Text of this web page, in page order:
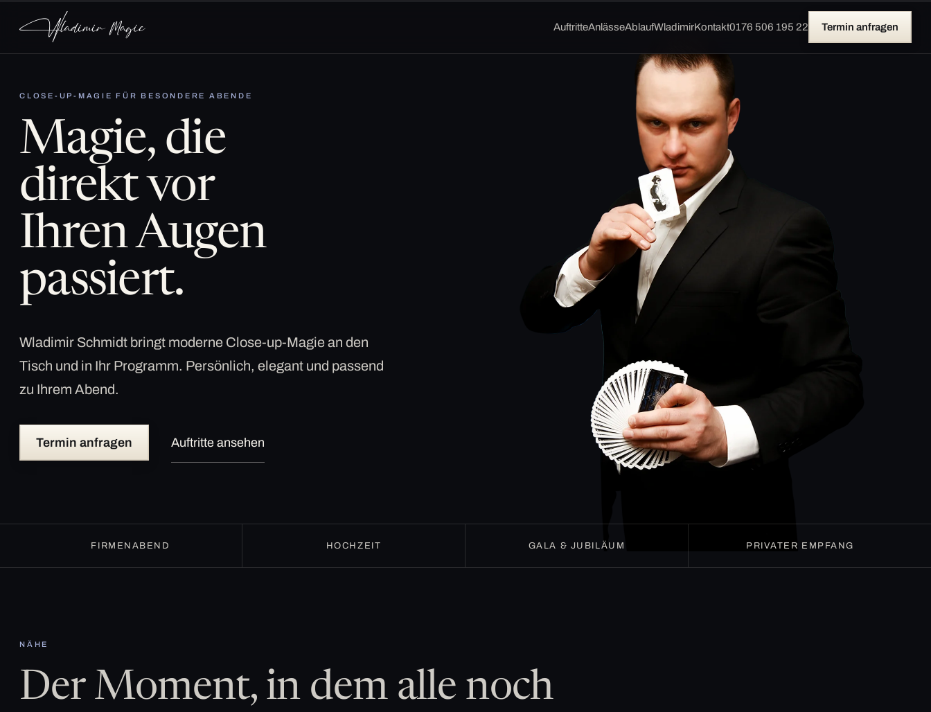
AuftritteAnlässeAblaufWladimirKontakt0176 506 195 22 Termin anfragen
CLOSE-UP-MAGIE FÜR BESONDERE ABENDE
Magie, die
direkt vor
Ihren Augen
passiert.
Wladimir Schmidt bringt moderne Close-up-Magie an den
Tisch und in Ihr Programm. Persönlich, elegant und passend
zu Ihrem Abend.
Termin anfragen Auftritte ansehen
FIRMENABEND HOCHZEIT GALA & JUBILÄUM PRIVATER EMPFANG
NÄHE
Der Moment, in dem alle noch